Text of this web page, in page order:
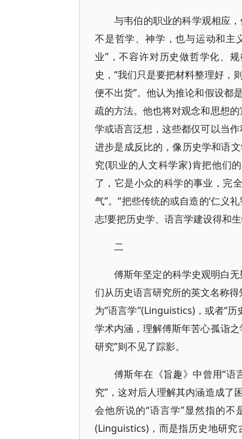
与韦伯的职业的科学观相应
不是哲学、神学，也与运动和主
业”，不容许对历史做哲学化、
史，“我们只是要把材料整理好，
便不出货”。他认为推论和假设都
疏的方法。他也将对观念和思想
学或语言泛想，这些都仅可以当
进步是成反比的，像历史学和语
究(职业的人文科学家)肯把他们
了，它是小众的科学的事业，完
气”。“把些传统的或自造的‘仁义
志!要把历史学、语言学建设得和
二
傅斯年坚定的科学史观明白
们从历史语言研究所的英文名称
为“语言学”(Linguistics)，或者“
学术内涵，理解傅斯年苦心孤诣
研究”则不见了踪影。
傅斯年在《旨趣》中曾用“语
究”，这对后人理解其内涵造成了
会他所说的“语言学”显然指的
(Linguistics)，而是指历史地研究